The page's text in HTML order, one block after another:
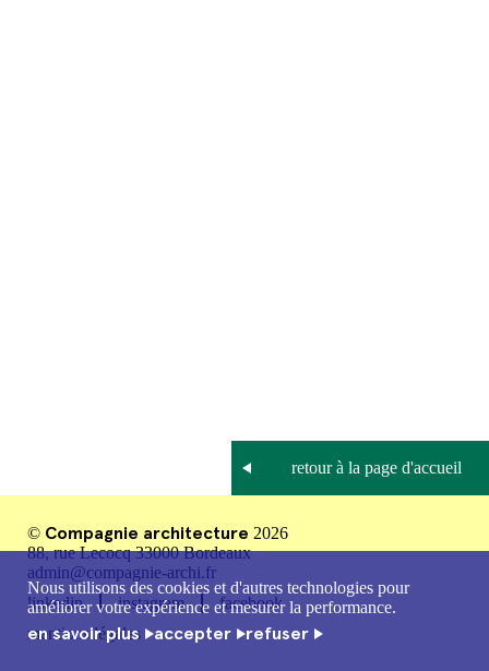
Nous utilisons des cookies et d'autres technologies pour
améliorer votre expérience et mesurer la performance.
en savoir plus accepter refuser
© Compagnie architecture 2026
88, rue Lecocq 33000 Bordeaux
admin@compagnie-archi.fr
linkedin
instagram
facebook
mentions légales